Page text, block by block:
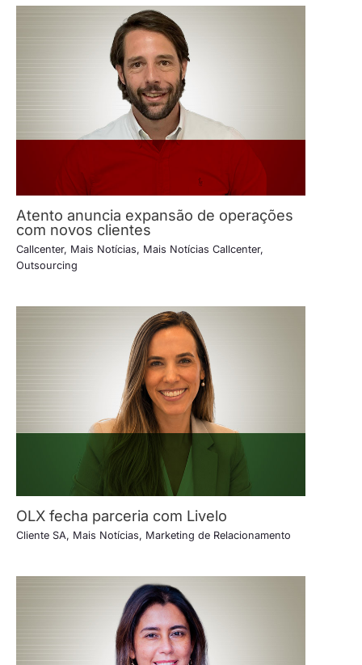
Atento anuncia expansão de operações
com novos clientes
Callcenter, Mais Notícias, Mais Notícias Callcenter,
Outsourcing
OLX fecha parceria com Livelo
Cliente SA, Mais Notícias, Marketing de Relacionamento